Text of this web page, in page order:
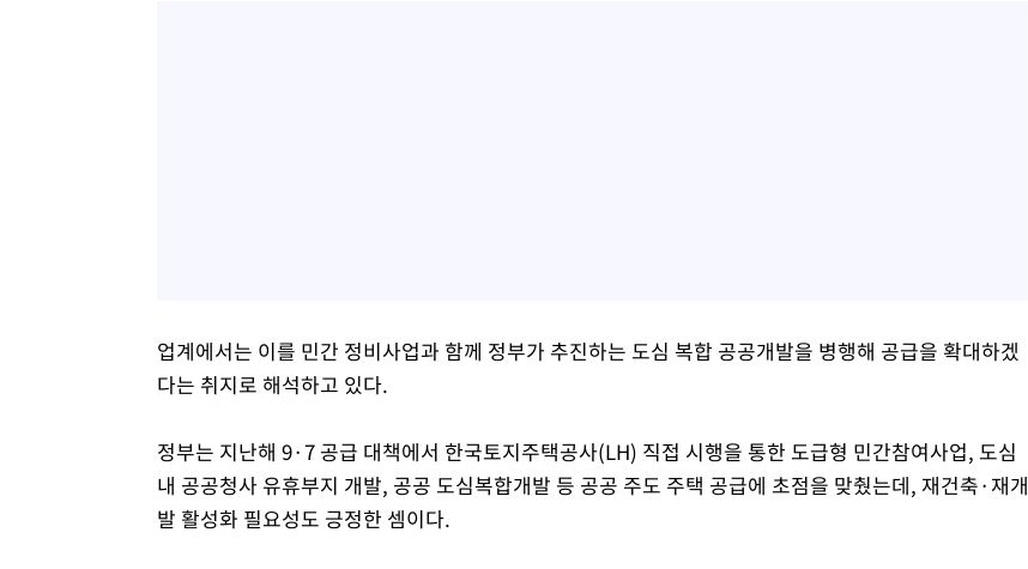
업계에서는 이를 민간 정비사업과 함께 정부가 추진하는 도심 복합 공공개발을 병행해 공급을 확대하겠
다는 취지로 해석하고 있다.
정부는 지난해 9·7 공급 대책에서 한국토지주택공사(LH) 직접 시행을 통한 도급형 민간참여사업, 도심
내 공공청사 유휴부지 개발, 공공 도심복합개발 등 공공 주도 주택 공급에 초점을 맞췄는데, 재건축·재개
발 활성화 필요성도 긍정한 셈이다.